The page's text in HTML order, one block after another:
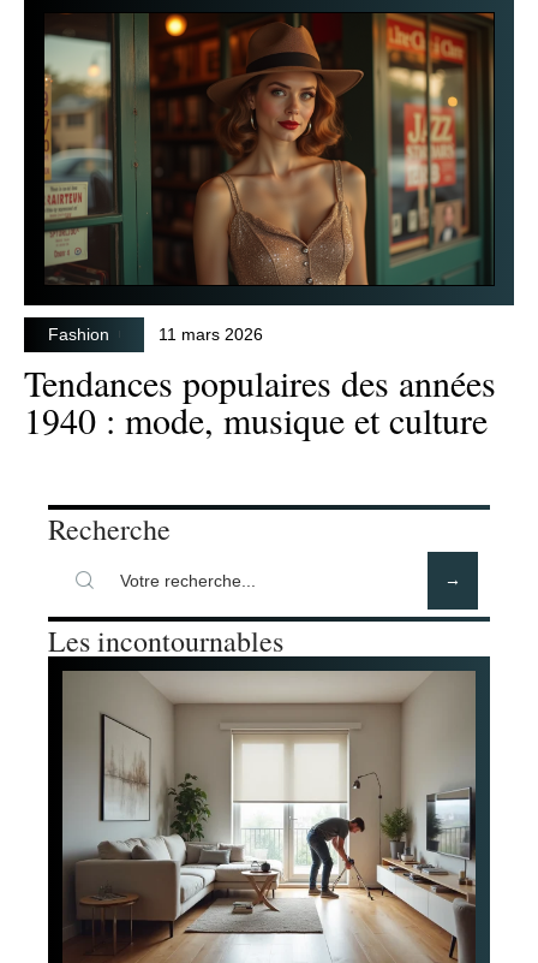
Fashion 11 mars 2026
Tendances populaires des années
1940 : mode, musique et culture
Recherche
Les incontournables